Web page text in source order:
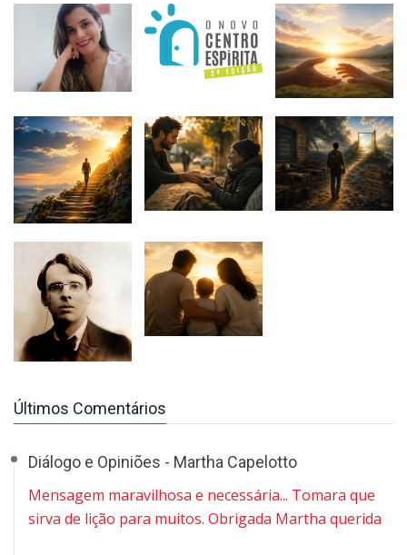
Últimos Comentários
Diálogo e Opiniões - Martha Capelotto
Mensagem maravilhosa e necessária... Tomara que
sirva de lição para muitos. Obrigada Martha querida